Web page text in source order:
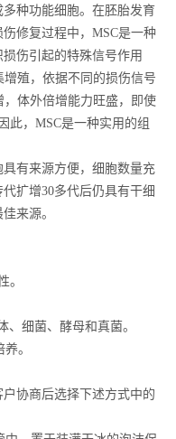
种功能细胞。在胚胎发育
修复过程中，MSC是一种
伤引起的特殊信号作用
殖，依据不同的损伤信号
体外倍增能力旺盛，即使
此，MSC是一种实用的组
有来源方便，细胞数量充
扩增30多代后仍具有干细
来源。
。
、细菌、酵母和真菌。
。
协商后选择下述方式中的